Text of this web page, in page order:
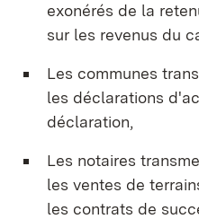
exonérés de la
sur les revenus du
Les communes
les déclarations
déclaration,
Les notaires
les ventes de
les contrats de